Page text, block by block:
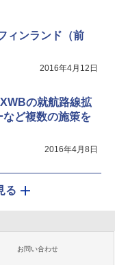
ィンランド（前
2016年4月12日
の就航路線拡
ど複数の施策を
2016年4月8日
る
お問い合わせ